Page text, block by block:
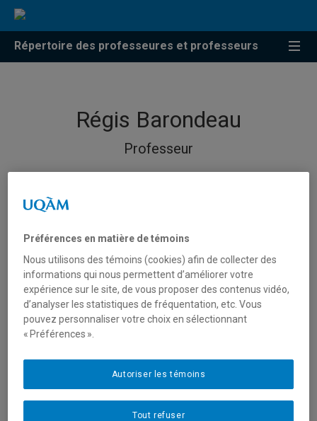
Répertoire des professeures et professeurs
Régis Barondeau
Professeur
Préférences en matière de témoins
Nous utilisons des témoins (cookies) afin de collecter des
informations qui nous permettent d’améliorer votre
expérience sur le site, de vous proposer des contenus vidéo,
d’analyser les statistiques de fréquentation, etc. Vous
pouvez personnaliser votre choix en sélectionnant
« Préférences ».
Tout refuser
Autoriser les témoins